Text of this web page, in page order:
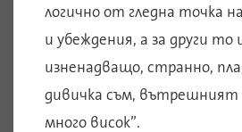
логично от гледна точка
и убеждения, а за други то
изненадващо, странно,
дивичка съм,
много висок”.